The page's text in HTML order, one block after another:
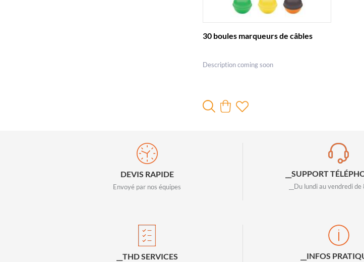
30 boules marqueurs de câbles
Description coming soon
DEVIS RAPIDE
Envoyé par nos équipes
__SUPPORT
__Du lundi au vendredi
__THD SERVICES __INFOS